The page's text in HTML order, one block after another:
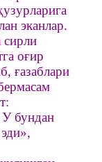
эканлар.
сирли
оғир
ғазаблари
бундан